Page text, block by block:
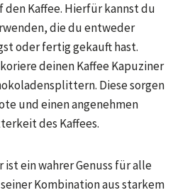
den Kaffee. Hierfür kannst du
die du entweder
oder fertig gekauft hast.
deinen Kaffee Kapuziner
Diese sorgen
und einen angenehmen
des Kaffees.
ist ein wahrer Genuss für alle
Kombination aus starkem